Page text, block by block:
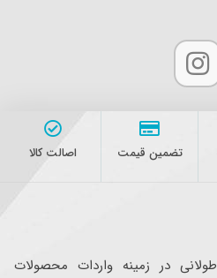
تضمین قیمت اصالت کالا
طولانی در زمینه واردات محصولات